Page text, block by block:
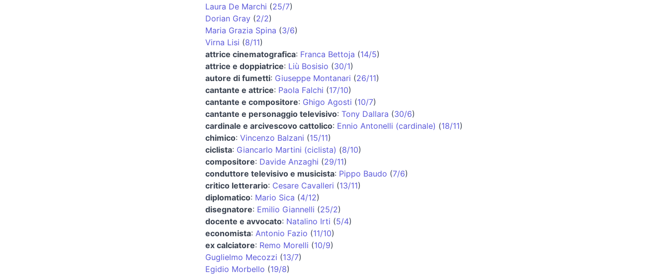
Laura De Marchi (25/7)
Dorian Gray (2/2)
Maria Grazia Spina (3/6)
Virna Lisi (8/11)
attrice cinematografica: Franca Bettoja (14/5)
attrice e doppiatrice: Liù Bosisio (30/1)
autore di fumetti: Giuseppe Montanari (26/11)
cantante e attrice: Paola Falchi (17/10)
cantante e compositore: Ghigo Agosti (10/7)
cantante e personaggio televisivo: Tony Dallara (30/6)
cardinale e arcivescovo cattolico: Ennio Antonelli (cardinale) (18/11)
chimico: Vincenzo Balzani (15/11)
ciclista: Giancarlo Martini (ciclista) (8/10)
compositore: Davide Anzaghi (29/11)
conduttore televisivo e musicista: Pippo Baudo (7/6)
critico letterario: Cesare Cavalleri (13/11)
diplomatico: Mario Sica (4/12)
disegnatore: Emilio Giannelli (25/2)
docente e avvocato: Natalino Irti (5/4)
economista: Antonio Fazio (11/10)
ex calciatore: Remo Morelli (10/9)
Guglielmo Mecozzi (13/7)
Egidio Morbello (19/8)